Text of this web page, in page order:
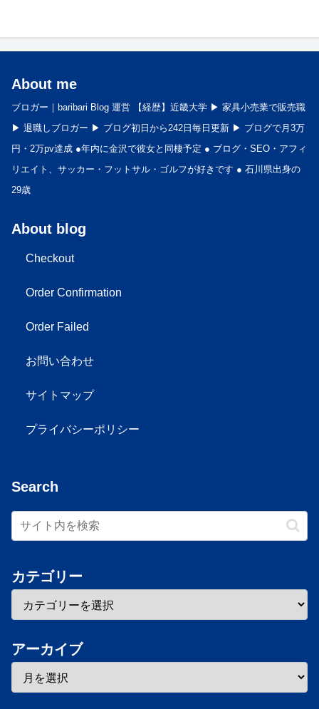
About me
ブロガー｜baribari Blog 運営 【経歴】近畿大学 ▶︎ 家具小売業で販売職
▶︎ 退職しブロガー ▶︎ ブログ初日から242日毎日更新 ▶︎ ブログで月3万
円・2万pv達成 ●年内に金沢で彼女と同棲予定 ● ブログ・SEO・アフィ
リエイト、サッカー・フットサル・ゴルフが好きです ● 石川県出身の
29歳
About blog
Checkout
Order Confirmation
Order Failed
お問い合わせ
サイトマップ
プライバシーポリシー
Search
カテゴリー
アーカイブ